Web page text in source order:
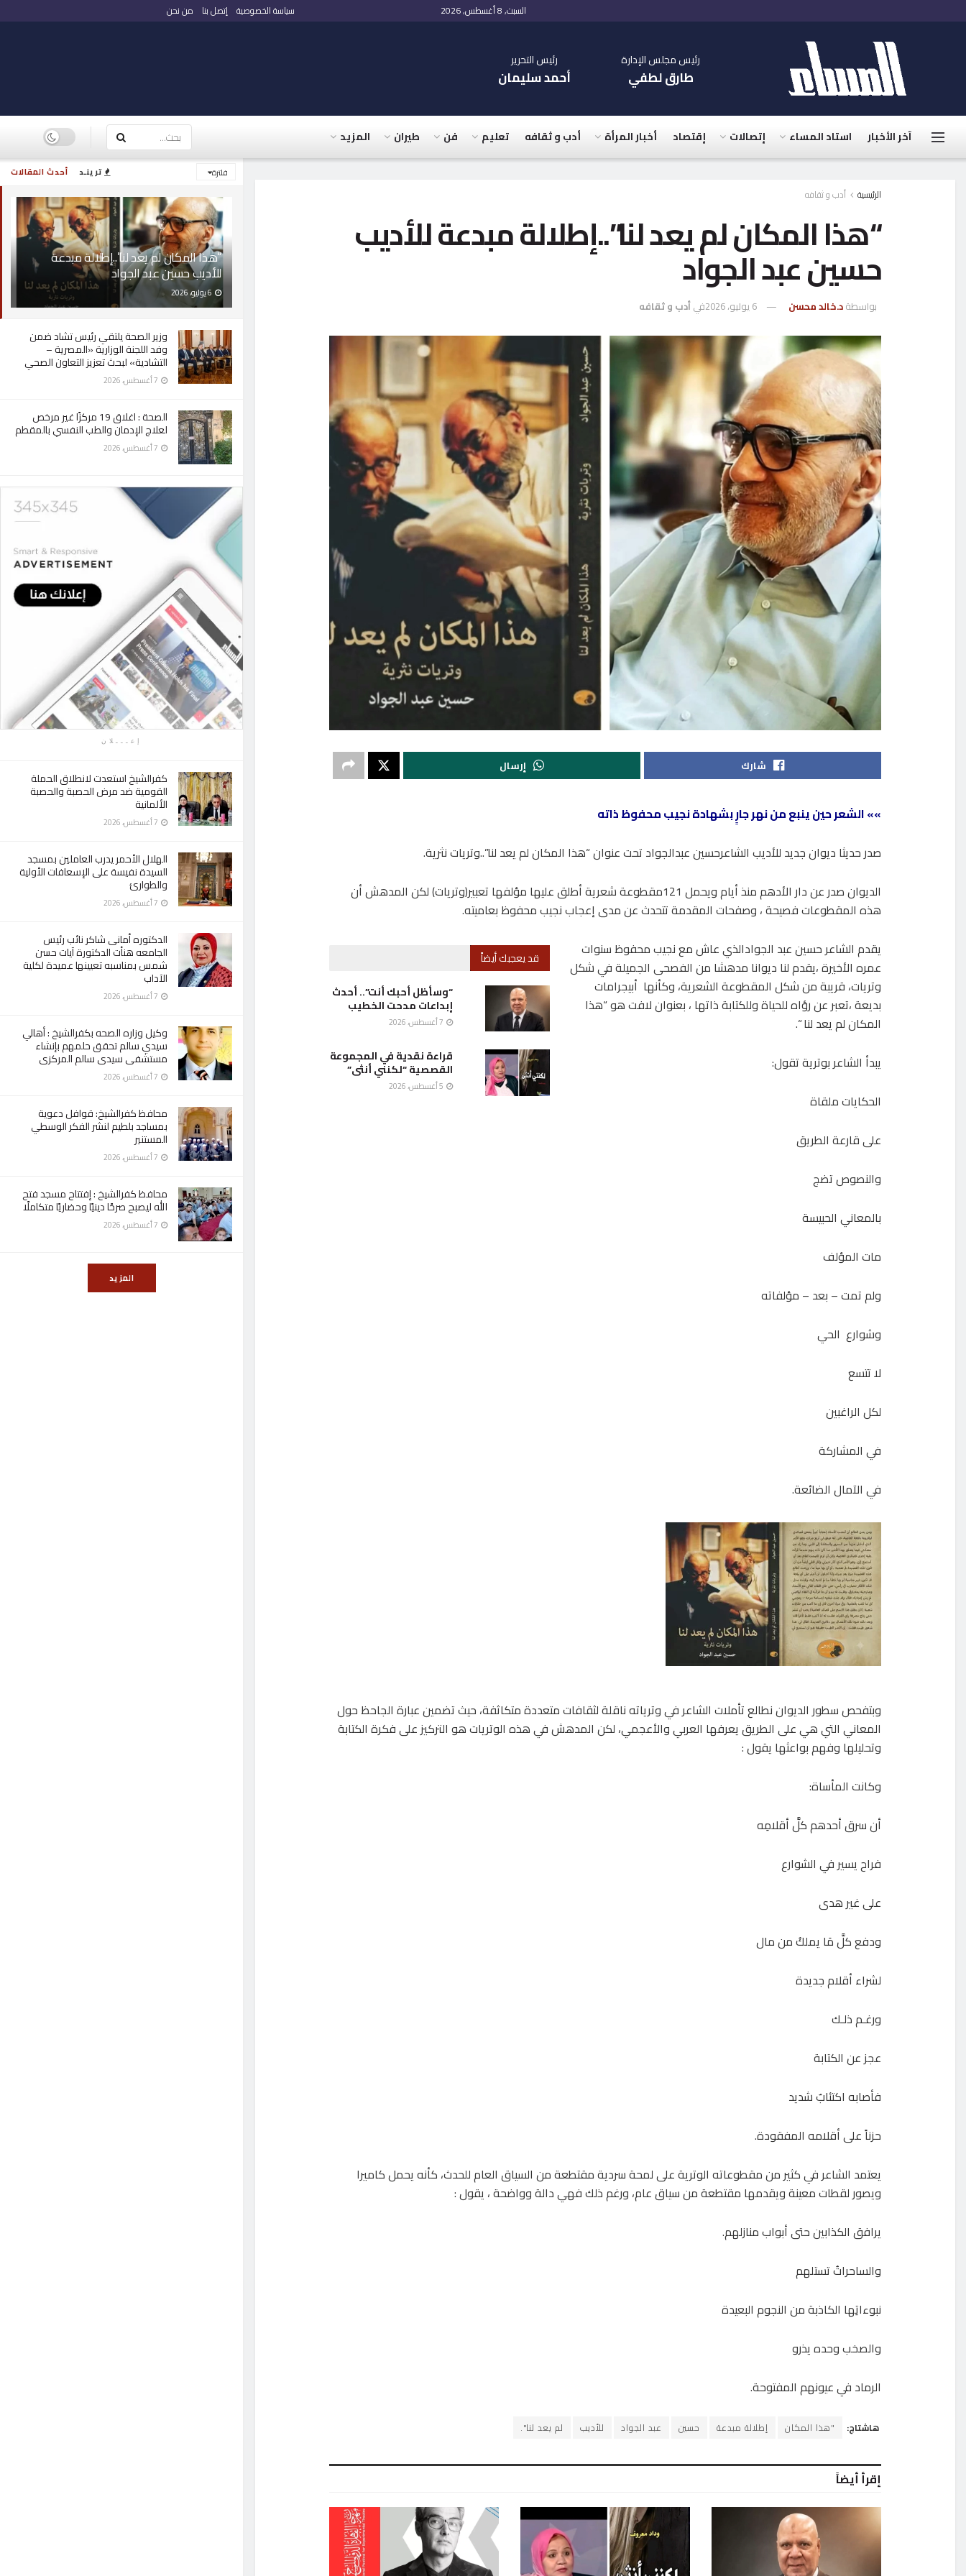
أحدث المقالات ترينـد فلترة
“هذا المكان لم يعد لنا”..إطلالة مبدعة
للأديب حسين عبد الجواد
وزير الصحة يلتقي رئيس تشاد ضمن
وفد اللجنة الوزارية «المصرية –
التشادية» لبحث تعزيز التعاون الصحي
الصحة : اغلاق 19 مركزًا غير مرخص
لعلاج الإدمان والطب النفسي بالمقطم
إعـــلان
كفرالشيخ استعدت لانطلاق الحملة
القومية ضد مرض الحصبة والحصبة
الألمانية
الهلال الأحمر يدرب العاملين بمسجد
السيدة نفيسة على الإسعافات الأولية
والطوارئ
الدكتوره أمانى شاكر نائب رئيس
الجامعه هنأت الدكتورة آيات حسن
شمس بمناسبه تعيينها عميدة لكلية
الآداب
وكيل وزاره الصحه بكفرالشيخ : أهالي
سيدي سالم تحقق حلمهم بإنشاء
مستشفى سيدى سالم المركزى
محافظ كفرالشيخ: قوافل دعوية
بمساجد بلطيم لنشر الفكر الوسطي
المستنير
محافظ كفرالشيخ : إفتتاح مسجد فتح
الله ليصبح صرحًا دينيًا وحضاريًا متكاملًا
المزيد
السبت, 8 أغسطس, 2026 سياسة الخصوصية إتصل بنا من نحن
رئيس مجلس الإدارة
طارق لطفي
رئيس التحرير
أحمد سليمان
آخر الأخبار استاد المساء إتصالات إقتصاد أخبار المرأة أدب و ثقافه تعليم فن طيران المزيد
الرئيسية أدب و ثقافه
“هذا المكان لم يعد لنا”..إطلالة مبدعة للأديب
حسين عبد الجواد
بواسطةد.خالد محسن 6 يوليو، 2026 فيأدب و ثقافه
شارك إرسال
»» الشعر حين ينبع من نهر جارٍ بشهادة نجيب محفوظ ذاته
صدر حديثا ديوان جديد للأديب الشاعرحسين عبدالجواد تحت عنوان “هذا المكان لم يعد لنا”..وتريات نثرية.
الديوان صدر عن دار الأدهم منذ أيام ويحمل 121مقطوعة شعرية أطلق عليها مؤلفها تعبير(وتريات) لكن المدهش أن
هذه المقطوعات فصيحة ، وصفحات المقدمة تتحدث عن مدى إعجاب نجيب محفوظ بعاميته.
قد يعجبك أيضاً
“وسأظل أحبك أنت”.. أحدث
إبداعات مدحت الخطيب
قراءة نقدية في المجموعة
القصصية “لكنني أنثى”
يقدم الشاعر حسين عبد الجوادالذي عاش مع نجيب محفوظ سنوات
عمره الأخيرة ،يقدم لنا ديوانا مدهشا من الفصحى الجميلة في شكل
وتريات، قريبة من شكل المقطوعة الشعرية، وكأنها أبيجرامات
بديعة ،تعبر عن رؤاه للحياة وللكتابة ذاتها ، بعنوان لافت هو “هذا
المكان لم يعد لنا “.
يبدأ الشاعر بوترية تقول:
الحكايات ملقاة
على قارعة الطريق
والنصوص تضج
بالمعاني الحبيسة
مات المؤلف
ولم تمت – بعد – مؤلفاته
وشوارع الحي
لا تتسع
لكل الراغبين
في المشاركة
في الآمال الضائعة.
وبتفحص سطور الديوان نطالع تأملات الشاعر في وترياته ناقلة لثقافات متعددة متكاثفة، حيث تضمين عبارة الجاحظ حول
المعاني التي هي على الطريق يعرفها العربي والأعجمي، لكن المدهش في هذه الوتريات هو التركيز على فكرة الكتابة
وتحليلها وفهم بواعثها يقول :
وكانت المأساة:
أن سرق أحدهم كلَّ أقلامِه
فراح يسير في الشوارع
على غير هدى
ودفع كلَّ مَا يملكُ من مال
لشراء أقلام جديدة
ورغـم ذلـك
عجز عن الكتابة
فأصابه اكتئابٌ شديد
حزناً على أقلامه المفقودة.
يعتمد الشاعر في كثير من مقطوعاته الوترية على لمحة سردية مقتطعة من السياق العام للحدث، كأنه يحمل كاميرا
ويصور لقطات معينة ويقدمها مقتطعة من سياق عام، ورغم ذلك فهي دالة وواضحة ، يقول :
يرافق الكذابين حتى أبواب منازلهم.
والساحراتُ تستلهم
نبوءاتِها الكاذبة من النجوم البعيدة
والصخب وحده يذرو
الرماد في عيونهم المفتوحة.
هاشتاج: "هذا المكان إطلالة مبدعة حسين عبد الجواد للأديب لم يعد لنا".
إقرأ أيضاً